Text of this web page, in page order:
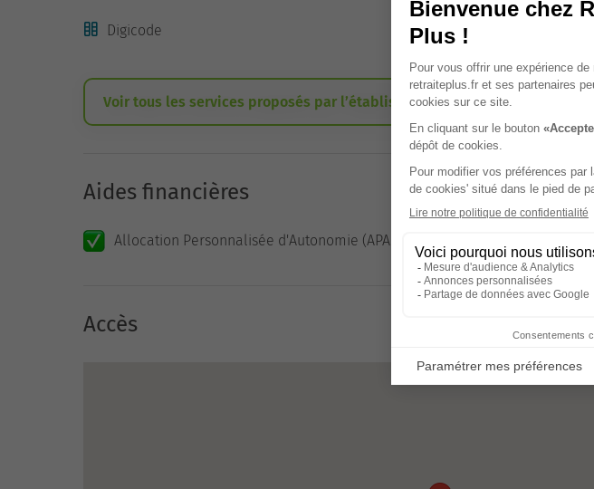
Digicode
Voir tous les services proposés par l’établissement
Aides financières
Allocation Personnalisée d'Autonomie (APA)
Accès